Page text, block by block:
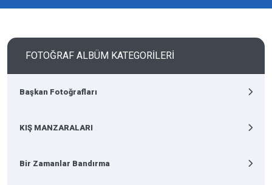
FOTOĞRAF ALBÜM KATEGORİLERİ
Başkan Fotoğrafları
KIŞ MANZARALARI
Bir Zamanlar Bandırma